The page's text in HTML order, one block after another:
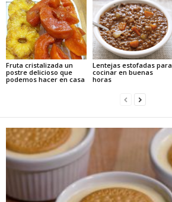
Fruta cristalizada un
postre delicioso que
podemos hacer en casa
Lentejas estofadas para
cocinar en buenas
horas